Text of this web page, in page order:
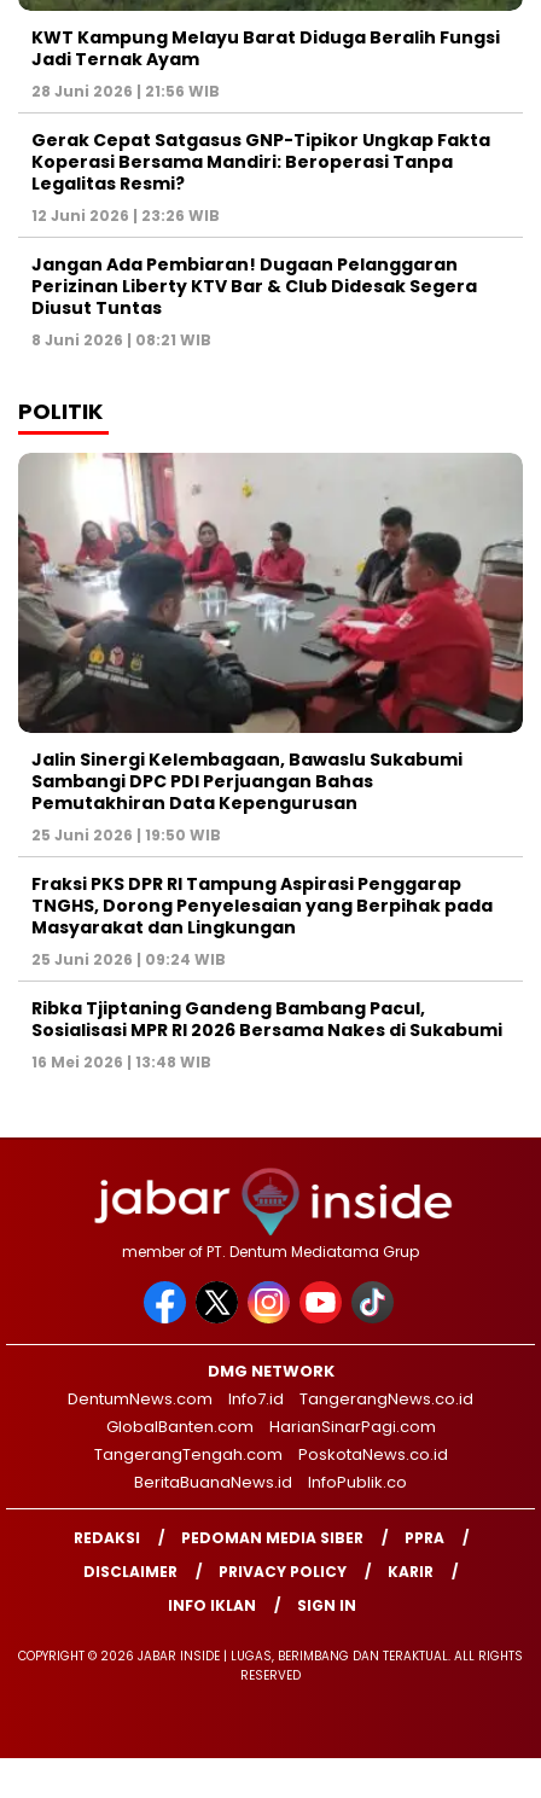
KWT Kampung Melayu Barat Diduga Beralih Fungsi
Jadi Ternak Ayam
28 Juni 2026 | 21:56 WIB
Gerak Cepat Satgasus GNP-Tipikor Ungkap Fakta
Koperasi Bersama Mandiri: Beroperasi Tanpa
Legalitas Resmi?
12 Juni 2026 | 23:26 WIB
Jangan Ada Pembiaran! Dugaan Pelanggaran
Perizinan Liberty KTV Bar & Club Didesak Segera
Diusut Tuntas
8 Juni 2026 | 08:21 WIB
POLITIK
Jalin Sinergi Kelembagaan, Bawaslu Sukabumi
Sambangi DPC PDI Perjuangan Bahas
Pemutakhiran Data Kepengurusan
25 Juni 2026 | 19:50 WIB
‎Fraksi PKS DPR RI Tampung Aspirasi Penggarap
TNGHS, Dorong Penyelesaian yang Berpihak pada
Masyarakat dan Lingkungan‎
25 Juni 2026 | 09:24 WIB
Ribka Tjiptaning Gandeng Bambang Pacul,
Sosialisasi MPR RI 2026 Bersama Nakes di Sukabumi
16 Mei 2026 | 13:48 WIB
member of PT. Dentum Mediatama Grup
DMG NETWORK
DentumNews.com
Info7.id
TangerangNews.co.id
GlobalBanten.com
HarianSinarPagi.com
TangerangTengah.com
PoskotaNews.co.id
BeritaBuanaNews.id
InfoPublik.co
REDAKSI PEDOMAN MEDIA SIBER
PPRA
DISCLAIMER
PRIVACY POLICY
KARIR
INFO IKLAN
SIGN IN
COPYRIGHT © 2026 JABAR INSIDE | LUGAS, BERIMBANG DAN TERAKTUAL. ALL RIGHTS
RESERVED